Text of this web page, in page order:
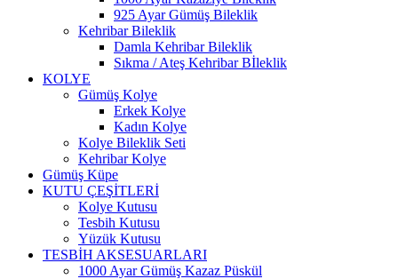
925 Ayar Gümüş Bileklik
Kehribar Bileklik
Damla Kehribar Bileklik
Sıkma / Ateş Kehribar Bİleklik
KOLYE
Gümüş Kolye
Erkek Kolye
Kadın Kolye
Kolye Bileklik Seti
Kehribar Kolye
Gümüş Küpe
KUTU ÇEŞİTLERİ
Kolye Kutusu
Tesbih Kutusu
Yüzük Kutusu
TESBİH AKSESUARLARI
1000 Ayar Gümüş Kazaz Püskül